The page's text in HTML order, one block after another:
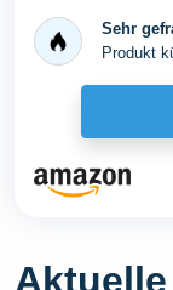
Sehr
Produkt